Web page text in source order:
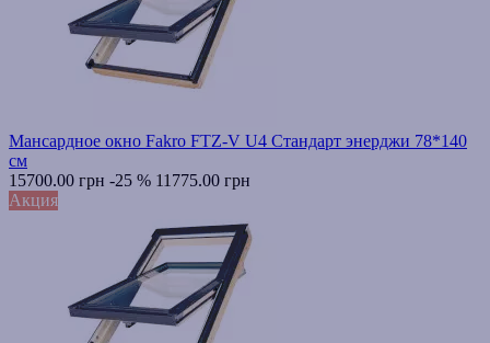
Мансардное окно Fakro FTZ-V U4 Стандарт энерджи 78*140
см
15700.00 грн -25 % 11775.00 грн
Акция